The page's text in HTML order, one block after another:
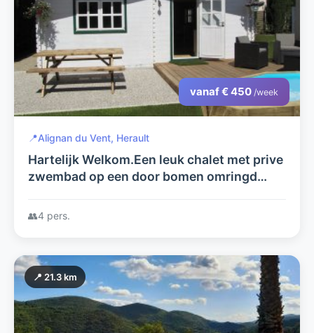
vanaf € 450 /week
📍Alignan du Vent, Herault
Hartelijk Welkom.Een leuk chalet met prive
zwembad op een door bomen omringd
privacy geschikt voor naturisme
👥4 pers.
📍 21.3 km